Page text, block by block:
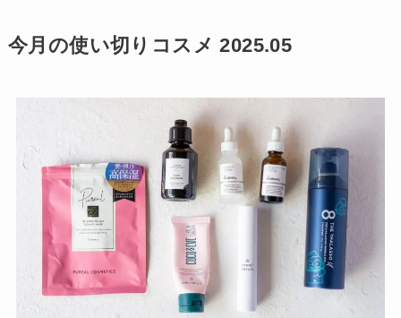
今月の使い切りコスメ 2025.05